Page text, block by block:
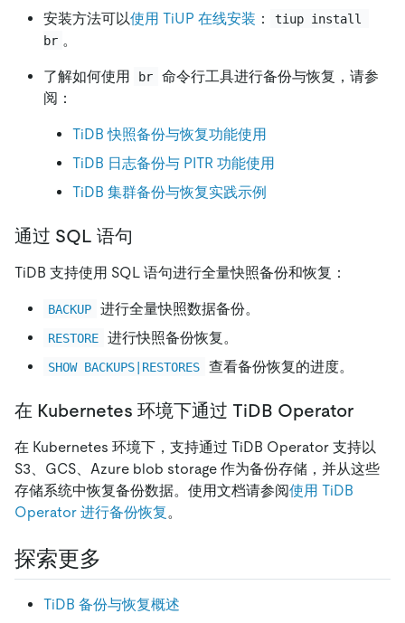
安装方法可以使用 TiUP 在线安装 ：
tiup install
br 。
了解如何使用 br
命令行工具进行备份与恢复，请参
阅：
TiDB 快照备份与恢复功能使用
TiDB 日志备份与 PITR 功能使用
TiDB 集群备份与恢复实践示例
通过 SQL 语句
TiDB 支持使用 SQL 语句进行全量快照备份和恢复：
BACKUP 进行全量快照数据备份。
RESTORE 进行快照备份恢复。
SHOW BACKUPS|RESTORES 查看备份恢复的进度。
在 Kubernetes 环境下通过 TiDB Operator
在 Kubernetes 环境下，支持通过 TiDB Operator 支持以
S3、GCS、Azure blob storage 作为备份存储，并从这些
存储系统中恢复备份数据。使用文档请参阅使用 TiDB
Operator 进行备份恢复 。
探索更多
TiDB 备份与恢复概述